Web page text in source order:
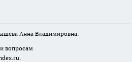
Анна Владимировна.
вопросам